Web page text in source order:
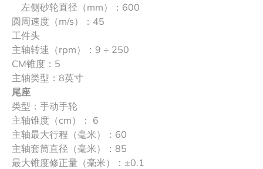
左侧砂轮直径（mm）：600
圆周速度（m/s）：45
工件头
主轴转速（rpm）：9 ÷ 250
CM锥度：5
主轴类型：8英寸
尾座
类型：手动手轮
主轴锥度（cm）： 6
主轴最大行程（毫米）：60
主轴套筒直径（毫米）：85
最大锥度修正量（毫米）：±0.1